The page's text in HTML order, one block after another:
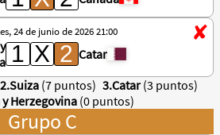
24 de junio de 2026 21:00
Catar
2.Suiza (7 puntos) 3.Catar (3 puntos)
Herzegovina (0 puntos)
Grupo C